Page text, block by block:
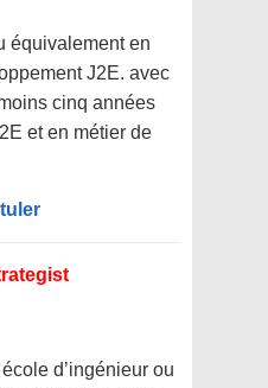
équivalement en
J2E. avec
cinq années
et en métier de
d’ingénieur ou